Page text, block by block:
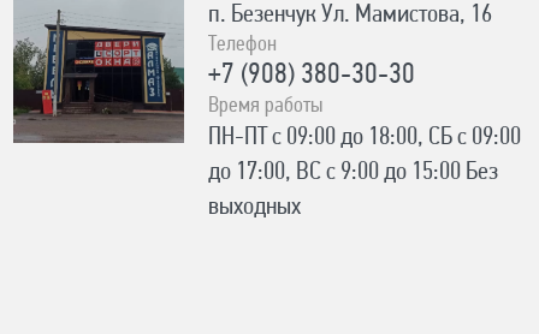
п. Безенчук Ул. Мамистова, 16
Телефон
+7 (908) 380-30-30
Время работы
ПН-ПТ с 09:00 до 18:00, СБ с 09:00
до 17:00, ВС с 9:00 до 15:00 Без
выходных